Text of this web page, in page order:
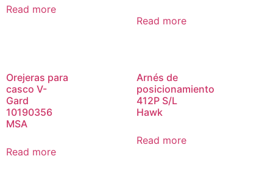
Read more
Read more
Orejeras para
casco V-
Gard
10190356
MSA
Read more
Arnés de
posicionamiento
412P S/L
Hawk
Read more